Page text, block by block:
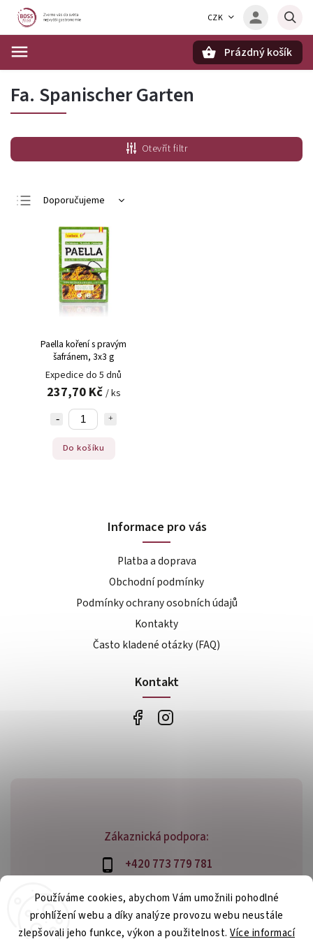
Používáme cookies, abychom Vám umožnili pohodlné
prohlížení webu a díky analýze provozu webu neustále
zlepšovali jeho funkce, výkon a použitelnost. Více informací
CZK
Prázdný košík
Fa. Spanischer Garten
Otevřít filtr
Doporučujeme
Nejlevnější
Nejdražší
Nejprodávanější
Abecedně
Paella koření s pravým
šafránem, 3x3 g
Expedice do 5 dnů
237,70 Kč / ks
Do košíku
Zákaznická podpora:
+420 773 779 781
info@bossfood.cz
Informace pro vás
Platba a doprava
Obchodní podmínky
Podmínky ochrany osobních údajů
Kontakty
Často kladené otázky (FAQ)
Kontakt